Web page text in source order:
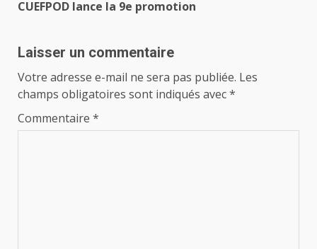
CUEFPOD lance la 9e promotion
Laisser un commentaire
Votre adresse e-mail ne sera pas publiée. Les
champs obligatoires sont indiqués avec*
Commentaire *